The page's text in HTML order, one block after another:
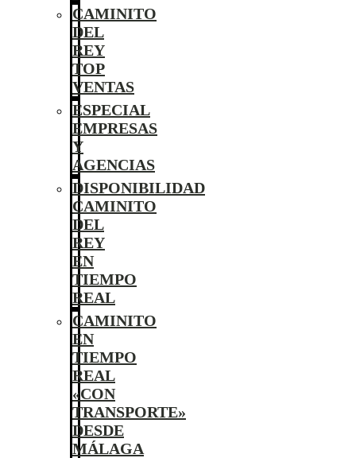
CAMINITO
DEL
REY
TOP
VENTAS
ESPECIAL
EMPRESAS
Y
AGENCIAS
DISPONIBILIDAD
CAMINITO
DEL
REY
EN
TIEMPO
REAL
CAMINITO
EN
TIEMPO
REAL
«CON
TRANSPORTE»
DESDE
MÁLAGA